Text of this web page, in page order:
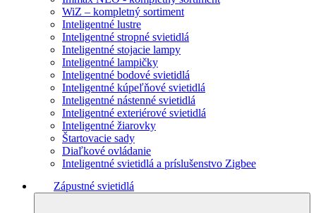
WiZ – kompletný sortiment
Inteligentné lustre
Inteligentné stropné svietidlá
Inteligentné stojacie lampy
Inteligentné lampičky
Inteligentné bodové svietidlá
Inteligentné kúpeľňové svietidlá
Inteligentné nástenné svietidlá
Inteligentné exteriérové svietidlá
Inteligentné žiarovky
Štartovacie sady
Diaľkové ovládanie
Inteligentné svietidlá a príslušenstvo Zigbee
Zápustné svietidlá